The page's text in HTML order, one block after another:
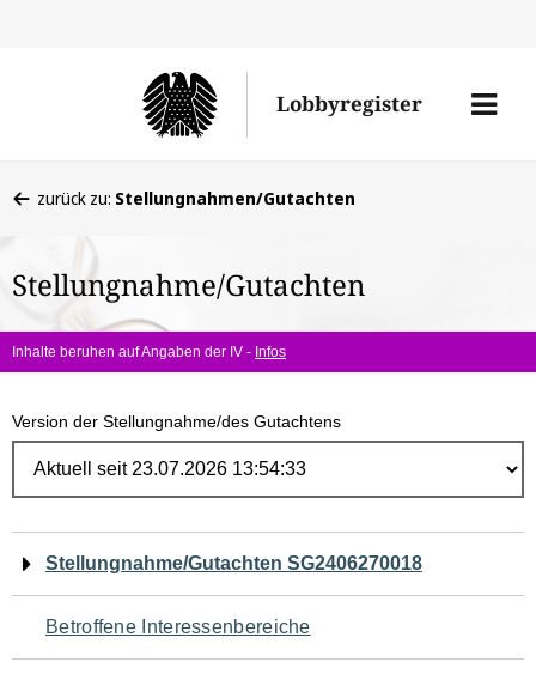
Lobbyregister
Menü
befinden
hier:
zurück zu: Stellungnahmen/Gutachten
Stellungnahme/Gutachten
Inhalte beruhen auf Angaben der IV - Infos
Version der Stellungnahme/des Gutachtens
Navigation
für
den
Stellungnahme/Gutachten SG2406270018
Betroffene Interessenbereiche